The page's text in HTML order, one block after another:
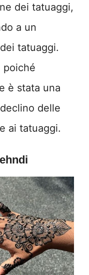
dei tatuaggi,
a un
tatuaggi.
poiché
è stata una
delle
ai tatuaggi.